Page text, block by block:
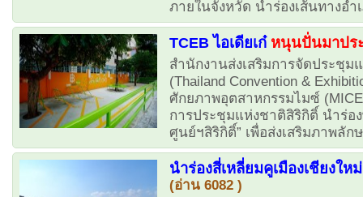
ภายในจังหวัด นำร่องเส้นทางอำ
TCEB ไอเดียเก๋ หนุนปั่นมาปร
สำนักงานส่งเสริมการจัดประชุ
(Thailand Convention &
ศักยภาพอุตสาหกรรมไมซ์
การประชุมแห่งชาติสิริกิติ์ นำร่อ
ศูนย์ฯสิริกิติ์” เพื่อส่งเสริมภาพลั
นำร่องสี่เหลี่ยมคูเมืองเชียงให
(อ่าน 6082 )